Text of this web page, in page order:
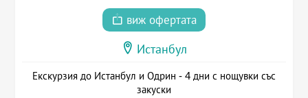
виж офертата
Истанбул
Екскурзия до Истанбул и Одрин - 4 дни с нощувки със
закуски